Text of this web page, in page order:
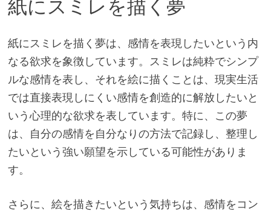
紙にスミレを描く夢
紙にスミレを描く夢は、感情を表現したいという内
なる欲求を象徴しています。スミレは純粋でシンプ
ルな感情を表し、それを絵に描くことは、現実生活
では直接表現しにくい感情を創造的に解放したいと
いう心理的な欲求を表しています。特に、この夢
は、自分の感情を自分なりの方法で記録し、整理し
たいという強い願望を示している可能性がありま
す。
さらに、絵を描きたいという気持ちは、感情をコン